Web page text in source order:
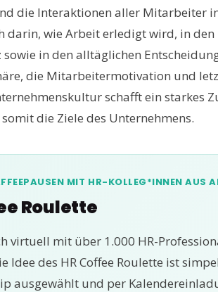
die Interaktionen aller Mitarbeiter
darin, wie Arbeit erledigt wird, in den
in den alltäglichen
die Mitarbeitermotivation und
schafft ein starkes
die Ziele des Unternehmens.
MIT HR-KOLLEG*INNEN AUS
Roulette
virtuell mit über 1.000 HR-
Idee des HR Coffee Roulette ist
ausgewählt und per